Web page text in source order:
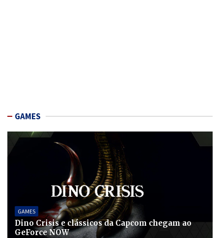
GAMES
GAMES
Dino Crisis e clássicos da Capcom chegam ao
GeForce NOW